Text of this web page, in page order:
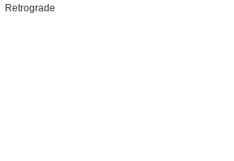
Retrograde